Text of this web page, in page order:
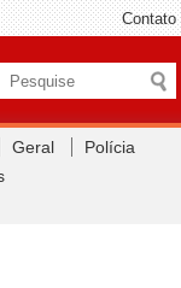
Contato
Geral
Polícia